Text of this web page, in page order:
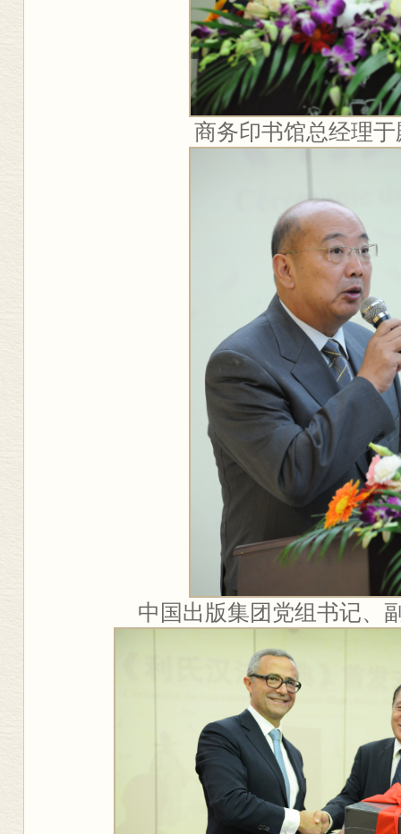
商务印书馆总经理
中国出版集团党组书记、